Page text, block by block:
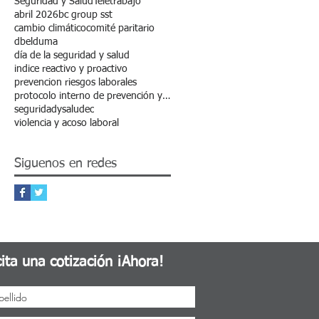
abril 2026bc group sst
cambio climáticocomité paritario
dbelduma
día de la seguridad y salud
indice reactivo y proactivo
prevencion riesgos laborales
protocolo interno de prevención y erradicación de la discriminación
seguridadysaludec
violencia y acoso laboral
Siguenos en redes
una cotización ¡Ahora!